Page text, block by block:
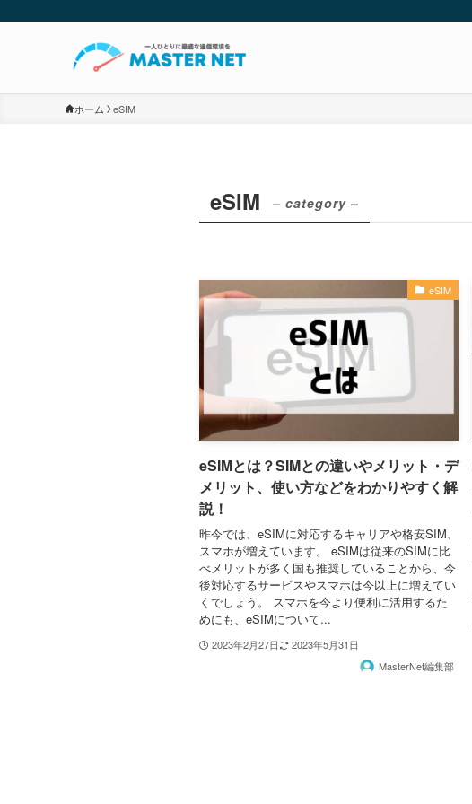
ホーム eSIM
eSIM – category –
eSIM
eSIMとは？SIMとの違いやメリット・デ
メリット、使い方などをわかりやすく解
説！
昨今では、eSIMに対応するキャリアや格安SIM、
スマホが増えています。 eSIMは従来のSIMに比
べメリットが多く国も推奨していることから、今
後対応するサービスやスマホは今以上に増えてい
くでしょう。 スマホを今より便利に活用するた
めにも、eSIMについて...
2023年2月27日
2023年5月31日
MasterNet編集部